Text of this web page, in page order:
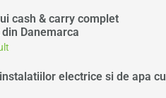
cash & carry complet
Danemarca
electrice si de apa cu